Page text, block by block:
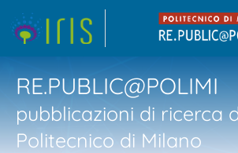
RE.PUBLIC@POLIMI
pubblicazioni di ricerca
Politecnico di Milano